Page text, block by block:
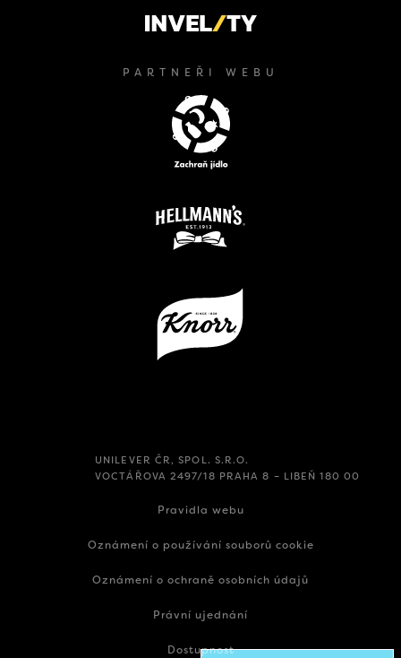
PARTNEŘI WEBU
UNILEVER ČR, SPOL. S.R.O.
VOCTÁŘOVA 2497/18 PRAHA 8 – LIBEŇ 180 00
Pravidla webu
Oznámení o používání souborů cookie
Oznámení o ochraně osobních údajů
Právní ujednání
Dostupnost